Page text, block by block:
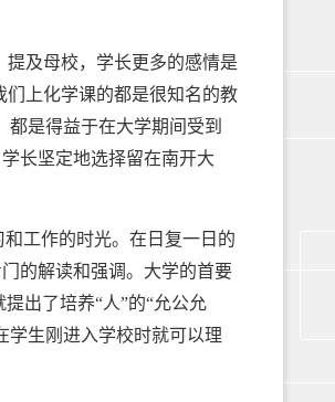
及母校，学长更多的感情是
们上化学课的都是很知名的教
是得益于在大学期间受到
长坚定地选择留在南开大
工作的时光。在日复一日的
的解读和强调。大学的首要
出了培养“人”的“允公允
学生刚进入学校时就可以理